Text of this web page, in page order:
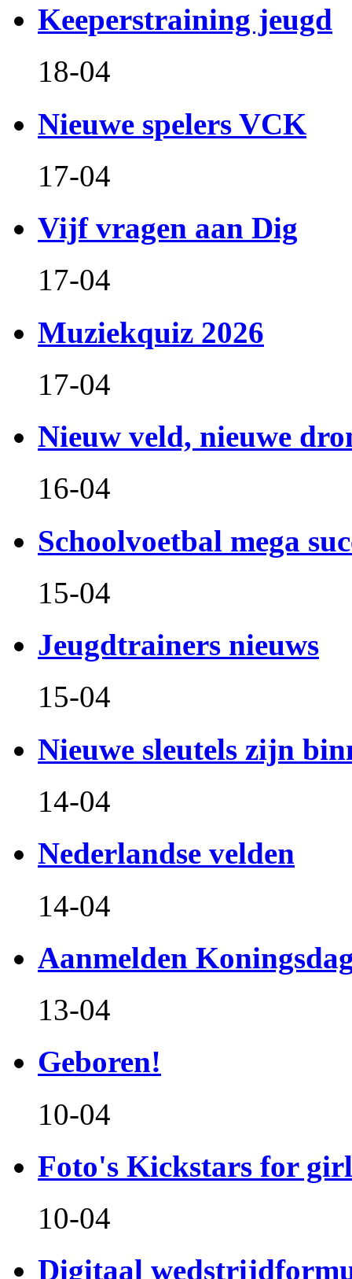
Keeperstraining jeugd
18-04
Nieuwe spelers VCK
17-04
Vijf vragen aan Dig
17-04
Muziekquiz 2026
17-04
Nieuw veld, nieuwe
16-04
Schoolvoetbal mega
15-04
Jeugdtrainers nieuws
15-04
Nieuwe sleutels zijn
14-04
Nederlandse velden
14-04
Aanmelden
13-04
Geboren!
10-04
Foto's Kickstars for
10-04
Digitaal